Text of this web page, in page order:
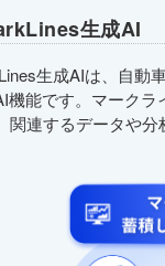
生成AI
生成AIは、自動
機能です。マーク
関連するデータや分